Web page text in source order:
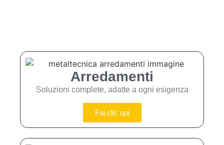
Arredamenti
Soluzioni complete, adatte a ogni esigenza
Fai clic qui